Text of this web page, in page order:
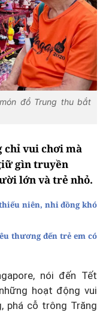
đồ Trung thu bắt
chỉ vui chơi mà
gìn truyền
lớn và trẻ nhỏ.
niên, nhi đồng khó
thương đến trẻ em có
nói đến Tết
hoạt động vui
phá cỗ trông Trăng